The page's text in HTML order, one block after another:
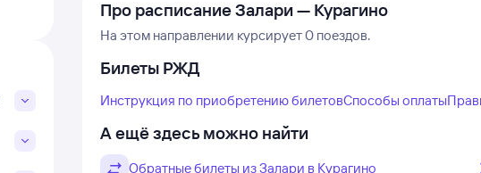
Про расписание Залари — Курагино
На этом направлении курсирует 0 поездов.
Билеты РЖД
Инструкция по приобретению билетовСпособы оплаты
А ещё здесь можно найти
Обратные билеты из Залари в Курагино